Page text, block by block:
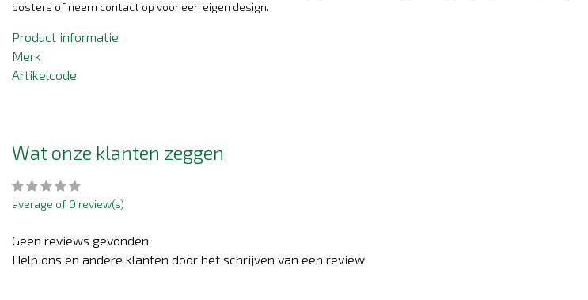
posters of neem contact op voor een eigen design.
Product informatie
Merk
Artikelcode
Wat onze klanten zeggen
average of 0 review(s)
Geen reviews gevonden
Help ons en andere klanten door het schrijven van een review